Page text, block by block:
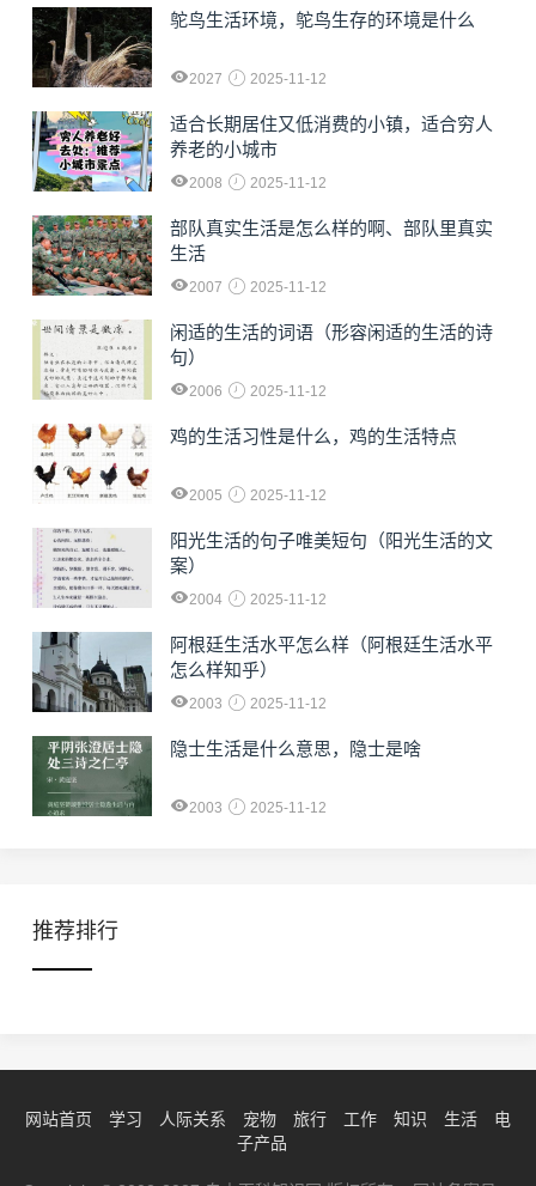
鸵鸟生活环境，鸵鸟生存的环境是什么
2027 2025-11-12
适合长期居住又低消费的小镇，适合穷人
养老的小城市
2008 2025-11-12
部队真实生活是怎么样的啊、部队里真实
生活
2007 2025-11-12
闲适的生活的词语（形容闲适的生活的诗
句）
2006 2025-11-12
鸡的生活习性是什么，鸡的生活特点
2005 2025-11-12
阳光生活的句子唯美短句（阳光生活的文
案）
2004 2025-11-12
阿根廷生活水平怎么样（阿根廷生活水平
怎么样知乎）
2003 2025-11-12
隐士生活是什么意思，隐士是啥
2003 2025-11-12
推荐排行
网站首页 学习 人际关系 宠物 旅行 工作 知识 生活
电
子产品